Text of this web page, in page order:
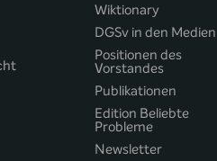
Wiktionary
DGSv in den Medien
Positionen des
Vorstandes
Publikationen
Edition Beliebte
Probleme
Newsletter